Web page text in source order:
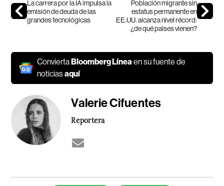
La carrera por la IA impulsa la
emisión de deuda de las
grandes tecnológicas
Población migrante sin
estatus permanente en
EE.UU. alcanza nivel récord:
¿de qué países vienen?
ConviertaBloomberg Líneaen su fuente de
noticiasaquí
Valerie Cifuentes
Reportera